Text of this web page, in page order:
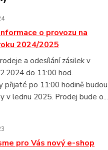
o provozu na
2024/2025
a odesílání zásilek v
do 11:00 hod.
přijaté po 11:00 hodině budou
v lednu 2025. Prodej bude o...
pro Vás nový e-shop